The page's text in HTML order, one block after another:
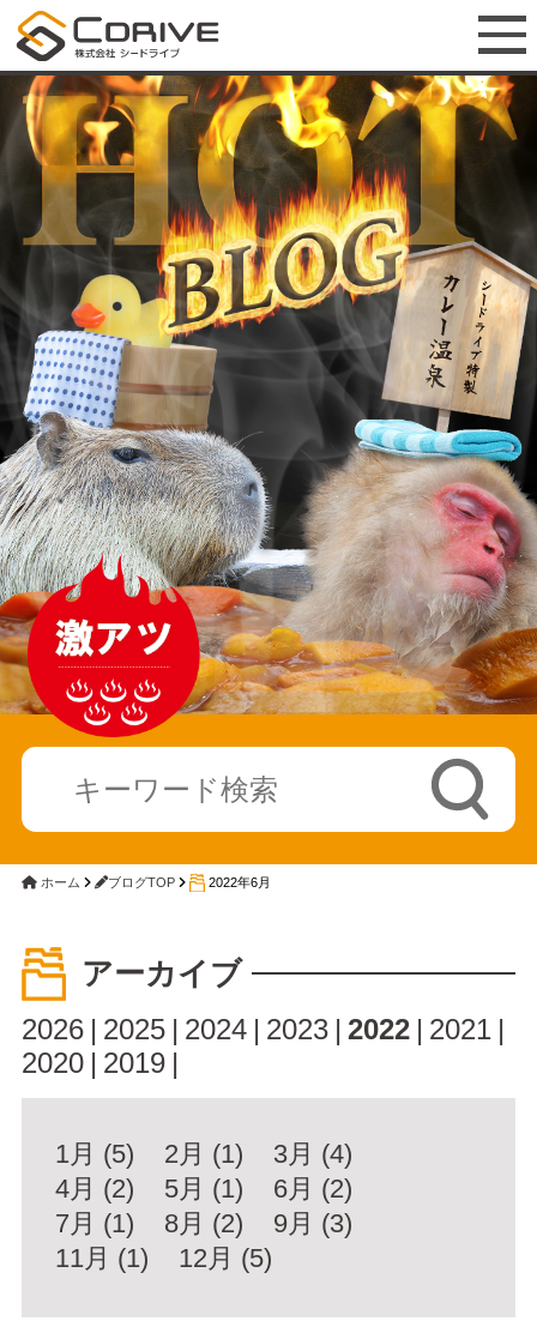
ホーム ブログTOP 2022年6月
アーカイブ
2026 2025 2024 2023 2022
2021
2020
2019
1月 (5) 2月 (1)
3月 (4)
4月 (2)
5月 (1)
6月 (2)
7月 (1)
8月 (2)
9月 (3)
11月 (1)
12月 (5)